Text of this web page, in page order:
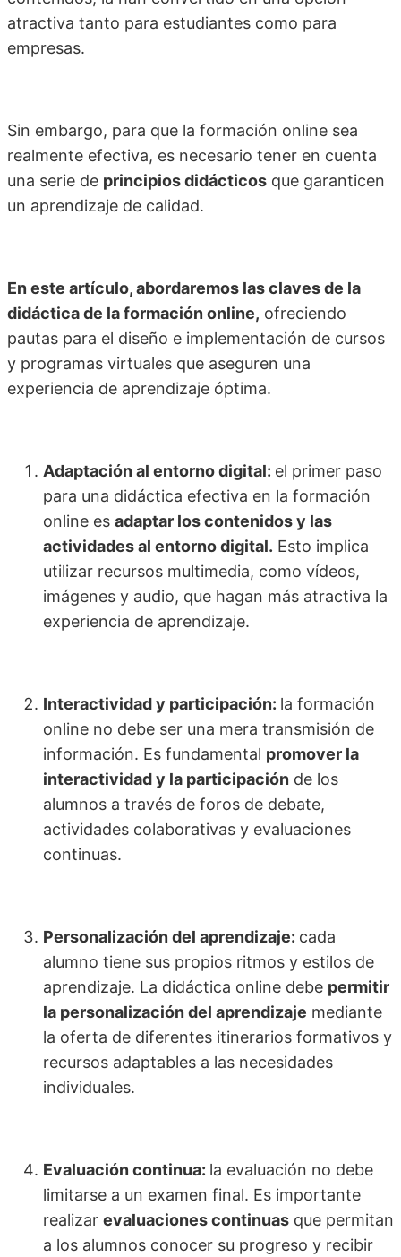
atractiva tanto para estudiantes como para
empresas.
Sin embargo, para que la formación online sea
realmente efectiva, es necesario tener en cuenta
una serie de principios didácticos que garanticen
un aprendizaje de calidad.
En este artículo, abordaremos las claves de la
didáctica de la formación online, ofreciendo
pautas para el diseño e implementación de cursos
y programas virtuales que aseguren una
experiencia de aprendizaje óptima.
Adaptación al entorno digital: el primer paso
para una didáctica efectiva en la formación
online es adaptar los contenidos y las
actividades al entorno digital. Esto implica
utilizar recursos multimedia, como vídeos,
imágenes y audio, que hagan más atractiva la
experiencia de aprendizaje.
Interactividad y participación: la formación
online no debe ser una mera transmisión de
información. Es fundamental promover la
interactividad y la participación de los
alumnos a través de foros de debate,
actividades colaborativas y evaluaciones
continuas.
Personalización del aprendizaje: cada
alumno tiene sus propios ritmos y estilos de
aprendizaje. La didáctica online debe permitir
la personalización del aprendizaje mediante
la oferta de diferentes itinerarios formativos y
recursos adaptables a las necesidades
individuales.
Evaluación continua: la evaluación no debe
limitarse a un examen final. Es importante
realizar evaluaciones continuas que permitan
a los alumnos conocer su progreso y recibir